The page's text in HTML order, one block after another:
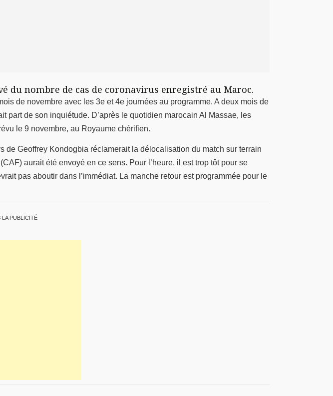
du nombre de cas de coronavirus enregistré au Maroc.
de novembre avec les 3e et 4e journées au programme. A deux mois de
part de son inquiétude. D’après le quotidien marocain Al Massae, les
le 9 novembre, au Royaume chérifien.
de Geoffrey Kondogbia réclamerait la délocalisation du match sur terrain
aurait été envoyé en ce sens. Pour l’heure, il est trop tôt pour se
pas aboutir dans l’immédiat. La manche retour est programmée pour le
LA PUBLICITÉ